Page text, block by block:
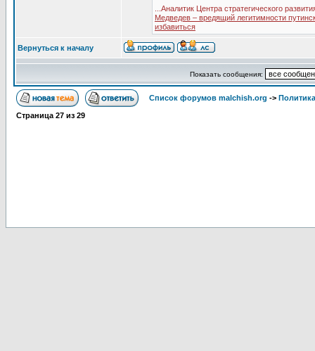
...Аналитик Центра стратегического
Медведев – вредящий легитимности
избавиться
Вернуться к началу
Показать сообщения:
Список форумов malchish.org ->
Страница 27 из 29